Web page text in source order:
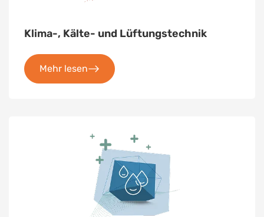
Klima-, Kälte- und Lüftungstechnik
Mehr lesen